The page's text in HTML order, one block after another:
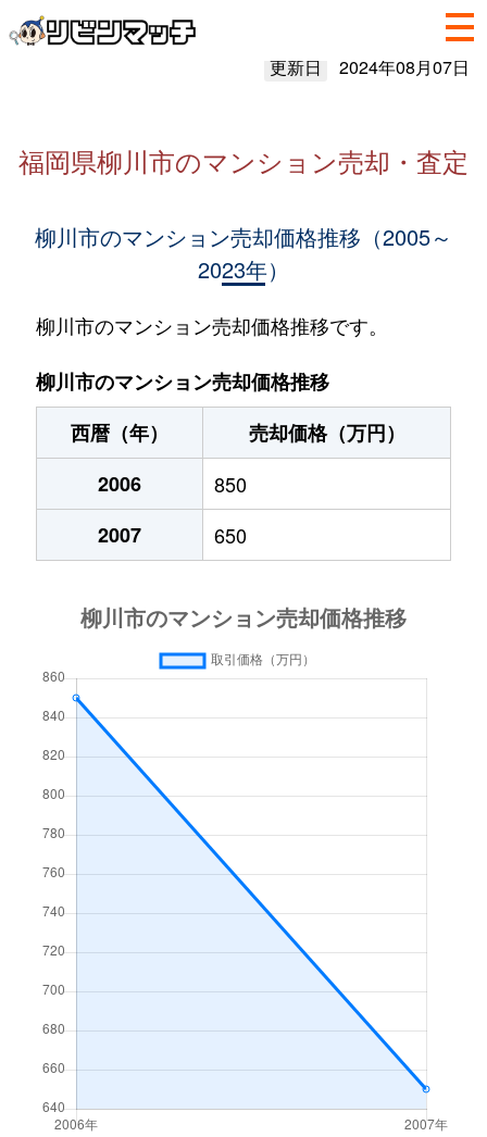
更新日 2024年08月07日
福岡県柳川市のマンション売却・査定
柳川市のマンション売却価格推移（2005～
2023年）
柳川市のマンション売却価格推移です。
柳川市のマンション売却価格推移
西暦（年）
売却価格（万円）
2006
850
2007
650